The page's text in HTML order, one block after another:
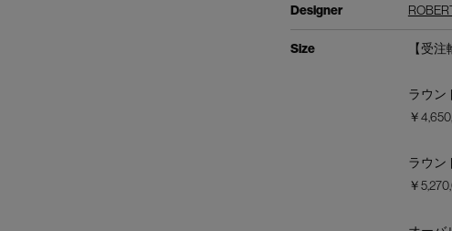
Designer
Size 【受注
ラウン
￥
ラウン
￥